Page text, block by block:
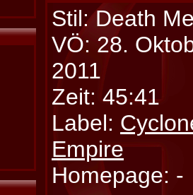
Stil: Death
VÖ: 28.
2011
Zeit: 45:41
Label:
Empire
Homepage: -